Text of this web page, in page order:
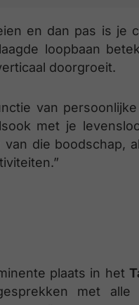
en dan pas is je
loopbaan
doorgroeit.
van
met je
die boodschap,
plaats in het
met alle